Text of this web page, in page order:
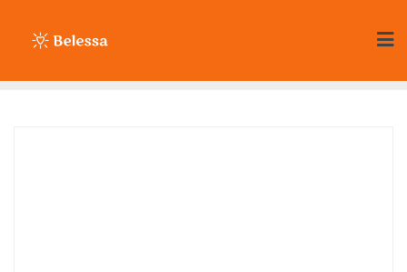
inhoud